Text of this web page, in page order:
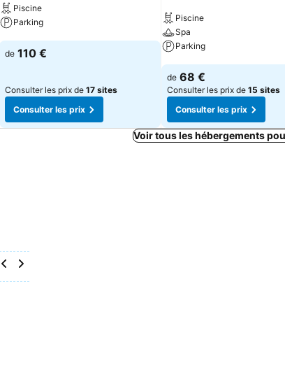
Piscine
Parking
Consulter les prix
de 110 €
Consulter les prix de 17 sites
Consulter les prix
Piscine
Spa
Parking
Consulter les prix
de 68 €
Consulter les prix de 15 sites
Consulter les prix
Voir tous les hébergements